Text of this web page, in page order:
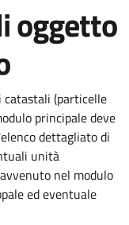
oggetto
catastali (particelle
principale deve
dettagliato di
unità
nel modulo
ed eventuale